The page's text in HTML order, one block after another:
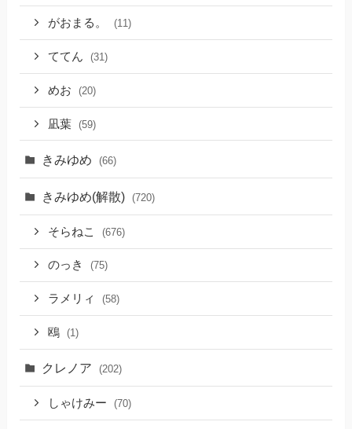
がおまる。 (11)
ててん (31)
めお (20)
凪葉 (59)
きみゆめ (66)
きみゆめ(解散) (720)
そらねこ (676)
のっき (75)
ラメリィ (58)
鴎 (1)
クレノア (202)
しゃけみー (70)